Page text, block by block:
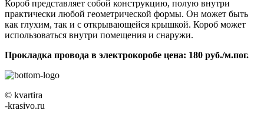
Короб представляет собой конструкцию, полую внутри
практически любой геометрической формы. Он может быть
как глухим, так и с открывающейся крышкой. Короб может
использоваться внутри помещения и снаружи.
Прокладка провода в электрокоробе цена: 180 руб./м.пог.
© kvartira
-krasivo.ru